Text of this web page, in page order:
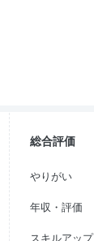
総合評価
やりがい
年収・評価
スキルアップ